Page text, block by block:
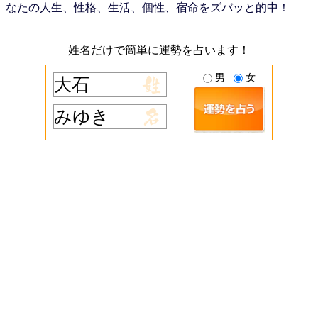
なたの人生、性格、生活、個性、宿命をズバッと的中！
姓名だけで簡単に運勢を占います！
男 女